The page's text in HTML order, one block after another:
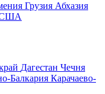
Грузия Абхазия
Дагестан Чечня
Балкария Карачаево-